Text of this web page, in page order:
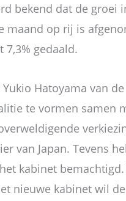
bekend dat de groei
maand op rij is
7,3% gedaald.
Hatoyama van
te vormen samen
van Japan. Tevens
kabinet
nieuwe kabinet wil